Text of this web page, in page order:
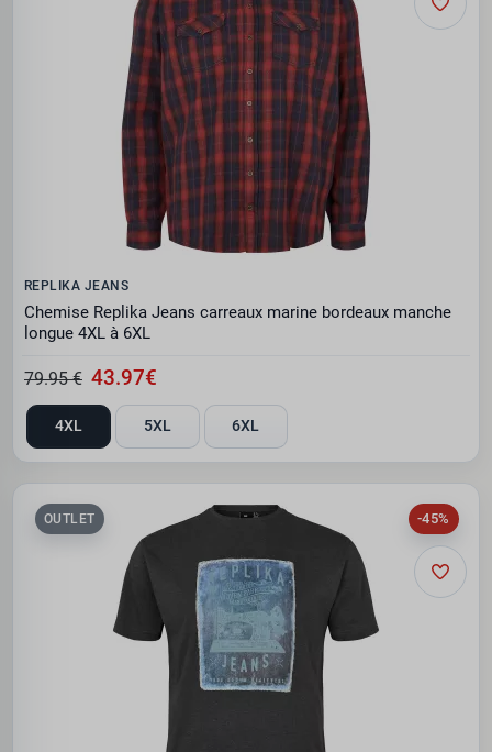
REPLIKA JEANS
Chemise Replika Jeans carreaux marine bordeaux manche
longue 4XL à 6XL
79.95 € 43.97€
4XL 5XL 6XL
-45%
OUTLET